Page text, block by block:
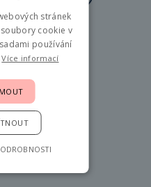
údajů
hod.
4
stránek
cookie v
používání
Více informací